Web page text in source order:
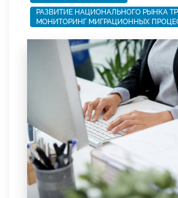
РАЗВИТИЕ НАЦИОНАЛЬНОГО РЫНКА
МОНИТОРИНГ МИГРАЦИОННЫХ